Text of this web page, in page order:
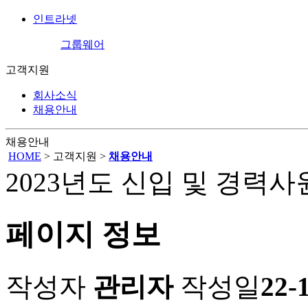
인트라넷
그룹웨어
고객지원
회사소식
채용안내
채용안내
HOME > 고객지원 > 채용안내
2023년도 신입 및 경력사
페이지 정보
작성자 관리자 작성일22-